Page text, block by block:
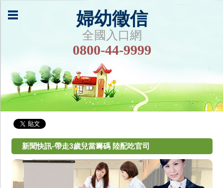
婦幼徵信
全國入口網
0800-44-9999
新聞快訊-帶走3歲兒當籌碼 陸配吃官司